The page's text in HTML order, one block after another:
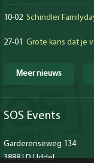
10-02 Schindler
27-01 Grote kans dat je
Meer nieuws
SOS Events
Garderenseweg 134
3888 LD Uddel